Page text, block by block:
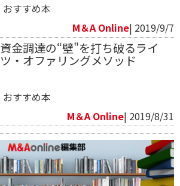
おすすめ本
M＆A Online| 2019/9/7
資金調達の“壁"を打ち破るライ
ツ・オファリングメソッド
おすすめ本
M＆A Online| 2019/8/31